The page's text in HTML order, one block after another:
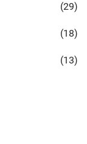
(29)
(18)
(13)